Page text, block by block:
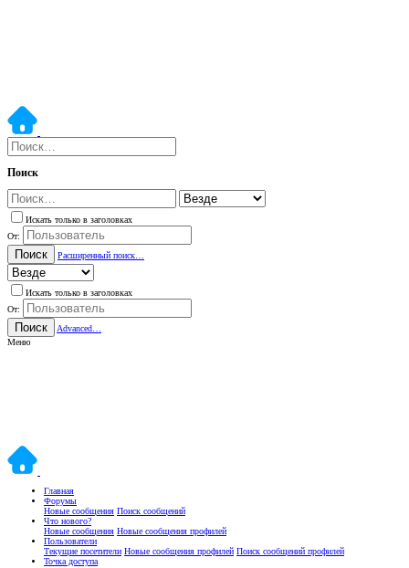
Поиск
Искать только в заголовках
От:
Поиск Расширенный поиск…
Искать только в заголовках
От:
Поиск
Advanced…
Меню
Главная
Форумы
Новые сообщения Поиск сообщений
Что нового?
Новые сообщения Новые сообщения профилей
Пользователи
Текущие посетители Новые сообщения профилей Поиск сообщений профилей
Точка доступа